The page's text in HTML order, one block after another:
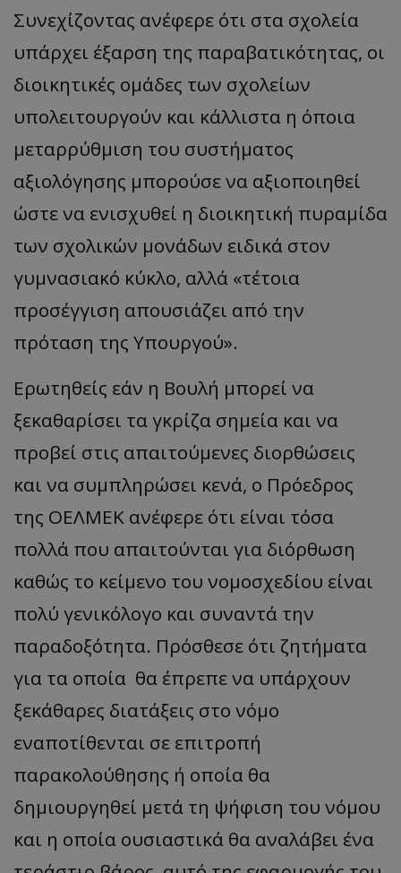
Συνεχίζοντας ανέφερε ότι στα σχολεία
υπάρχει έξαρση της παραβατικότητας, οι
διοικητικές ομάδες των σχολείων
υπολειτουργούν και κάλλιστα η όποια
μεταρρύθμιση του συστήματος
αξιολόγησης μπορούσε να αξιοποιηθεί
ώστε να ενισχυθεί η διοικητική πυραμίδα
των σχολικών μονάδων ειδικά στον
γυμνασιακό κύκλο, αλλά «τέτοια
προσέγγιση απουσιάζει από την
πρόταση της Υπουργού».
Ερωτηθείς εάν η Βουλή μπορεί να
ξεκαθαρίσει τα γκρίζα σημεία και να
προβεί στις απαιτούμενες διορθώσεις
και να συμπληρώσει κενά, ο Πρόεδρος
της ΟΕΛΜΕΚ ανέφερε ότι είναι τόσα
πολλά που απαιτούνται για διόρθωση
καθώς το κείμενο του νομοσχεδίου είναι
πολύ γενικόλογο και συναντά την
παραδοξότητα. Πρόσθεσε ότι ζητήματα
για τα οποία θα έπρεπε να υπάρχουν
ξεκάθαρες διατάξεις στο νόμο
εναποτίθενται σε επιτροπή
παρακολούθησης ή οποία θα
δημιουργηθεί μετά τη ψήφιση του νόμου
και η οποία ουσιαστικά θα αναλάβει ένα